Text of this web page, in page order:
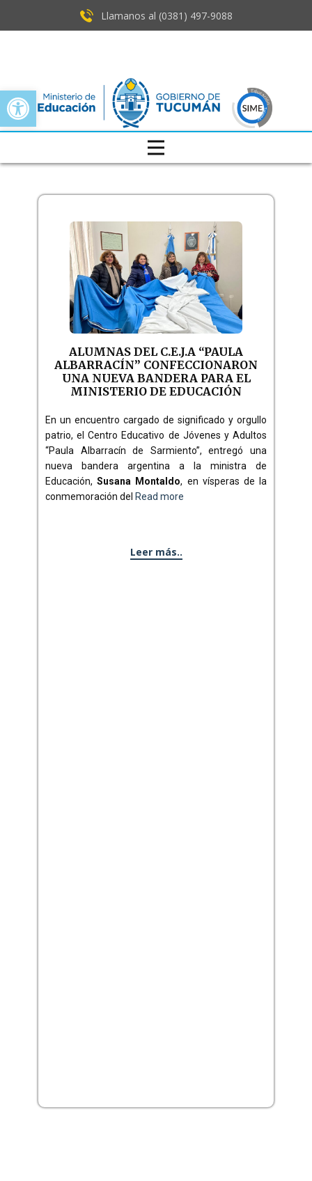
Open toolbar
Llamanos al (0381) ​497-9088
ALUMNAS DEL C.E.J.A “PAULA
ALBARRACÍN” CONFECCIONARON
UNA NUEVA BANDERA PARA EL
MINISTERIO DE EDUCACIÓN
En un encuentro cargado de significado y orgullo
patrio, el Centro Educativo de Jóvenes y Adultos
“Paula Albarracín de Sarmiento”, entregó una
nueva bandera argentina a la ministra de
Educación,Susana Montaldo, en vísperas de la
conmemoración del Read more
Leer más..